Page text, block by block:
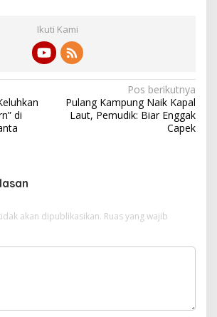
Ikuti Kami
di
Pos berikutnya
Pulang Kampung Naik Kapal
Laut, Pemudik: Biar Enggak
Capek
akan dipublikasikan. Ruas yang wajib